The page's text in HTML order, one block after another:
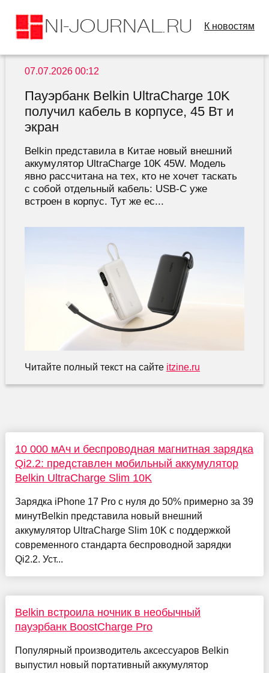
К новостям
07.07.2026 00:12
Пауэрбанк Belkin UltraCharge 10K
получил кабель в корпусе, 45 Вт и
экран
Belkin представила в Китае новый внешний
аккумулятор UltraCharge 10K 45W. Модель
явно рассчитана на тех, кто не хочет таскать
с собой отдельный кабель: USB-C уже
встроен в корпус. Тут же ес...
Читайте полный текст на сайте itzine.ru
10 000 мАч и беспроводная магнитная зарядка
Qi2.2: представлен мобильный аккумулятор
Belkin UltraCharge Slim 10K
Зарядка iPhone 17 Pro с нуля до 50% примерно за 39
минутBelkin представила новый внешний
аккумулятор UltraCharge Slim 10K с поддержкой
современного стандарта беспроводной зарядки
Qi2.2. Уст...
Belkin встроила ночник в необычный
пауэрбанк BoostCharge Pro
Популярный производитель аксессуаров Belkin
выпустил новый портативный аккумулятор